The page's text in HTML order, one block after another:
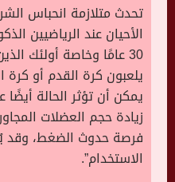
تحدث متلازمة انحباس
الأحيان عند الرياضيين
30 عامًا وخاصة أولئك
يلعبون كرة القدم أو كرة
يمكن أن تؤثر الحالة أيضًا
زيادة حجم العضلات
فرصة حدوث الضغط، وقد
الاستخدام”.